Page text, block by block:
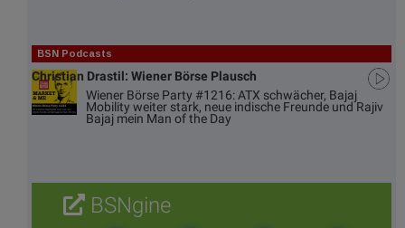
BSN Podcasts
Christian Drastil: Wiener Börse Plausch
Wiener Börse Party #1216: ATX schwächer, Bajaj
Mobility weiter stark, neue indische Freunde und Rajiv
Bajaj mein Man of the Day
BSNgine